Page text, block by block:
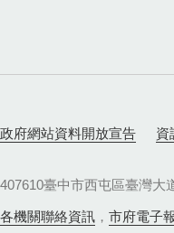
政府網站資料開放宣告 資
407610臺中市西屯區臺灣大
各機關聯絡資訊 ， 市府電子